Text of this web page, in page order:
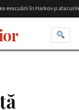
evacuării în Harkov și atacurile